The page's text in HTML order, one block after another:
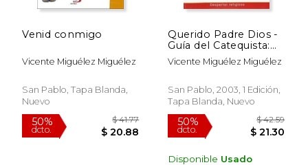
50%
dcto. $ 19.96
50%
dcto.
Venid conmigo
Vicente Miguélez Miguélez
San Pablo, Tapa Blanda,
Nuevo
Querido Padre Dios -
Guía del Catequista:
Despertar Religioso
(Proyecto Galilea
Vicente Miguélez Miguélez
San Pablo, 2003, 1 Edición,
Tapa Blanda, Nuevo
Disponible Usado